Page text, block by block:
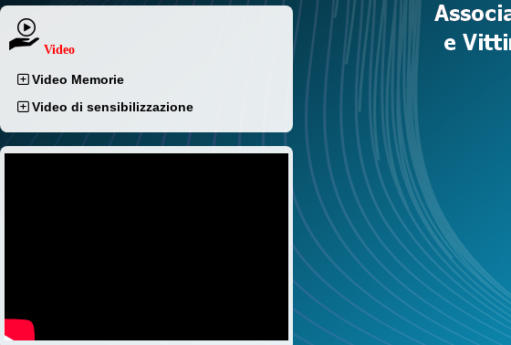
Video
Video Memorie
Video di sensibilizzazione